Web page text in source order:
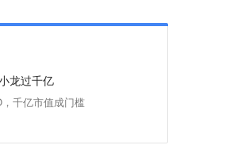
龙过千亿
千亿市值成门槛